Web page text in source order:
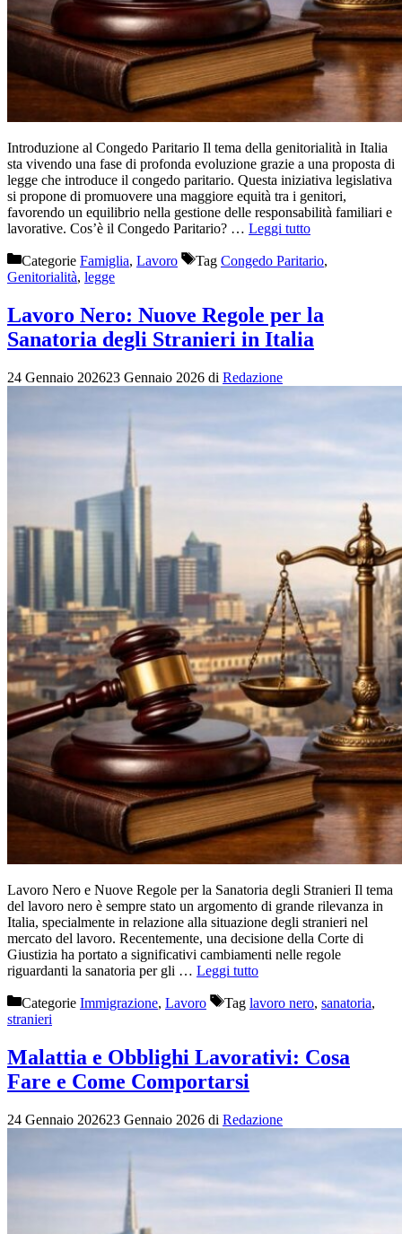
Introduzione al Congedo Paritario Il tema della genitorialità in Italia
sta vivendo una fase di profonda evoluzione grazie a una proposta di
legge che introduce il congedo paritario. Questa iniziativa legislativa
si propone di promuovere una maggiore equità tra i genitori,
favorendo un equilibrio nella gestione delle responsabilità familiari e
lavorative. Cos’è il Congedo Paritario? … Leggi tutto
Categorie Famiglia, Lavoro Tag Congedo Paritario,
Genitorialità, legge
Lavoro Nero: Nuove Regole per la
Sanatoria degli Stranieri in Italia
24 Gennaio 202623 Gennaio 2026 di Redazione
Lavoro Nero e Nuove Regole per la Sanatoria degli Stranieri Il tema
del lavoro nero è sempre stato un argomento di grande rilevanza in
Italia, specialmente in relazione alla situazione degli stranieri nel
mercato del lavoro. Recentemente, una decisione della Corte di
Giustizia ha portato a significativi cambiamenti nelle regole
riguardanti la sanatoria per gli … Leggi tutto
Categorie Immigrazione, Lavoro Tag lavoro nero, sanatoria,
stranieri
Malattia e Obblighi Lavorativi: Cosa
Fare e Come Comportarsi
24 Gennaio 202623 Gennaio 2026 di Redazione